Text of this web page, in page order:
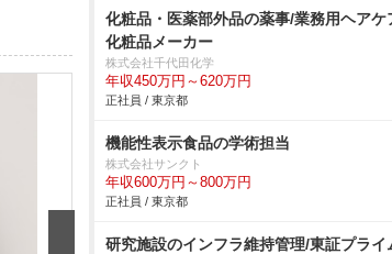
化粧品・医薬部外品の薬事/業務用ヘアケ
化粧品メーカー
株式会社千代田化学
年収450万円～620万円
正社員 / 東京都
機能性表示食品の学術担当
株式会社サンクト
年収600万円～800万円
正社員 / 東京都
研究施設のインフラ維持管理/東証プライ